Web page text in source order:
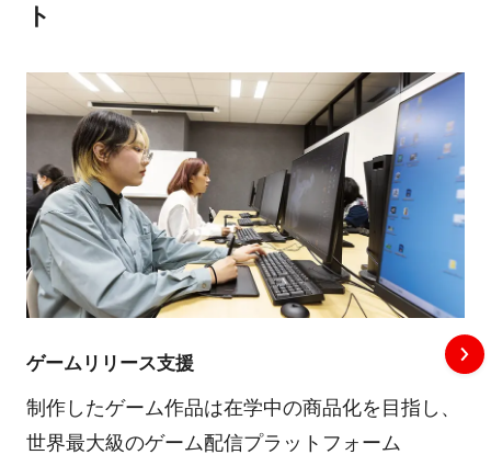
ト
ゲームリリース支援
制作したゲーム作品は在学中の商品化を目指し、
世界最大級のゲーム配信プラットフォーム